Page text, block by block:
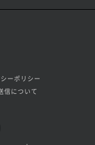
ーポリシー
信について